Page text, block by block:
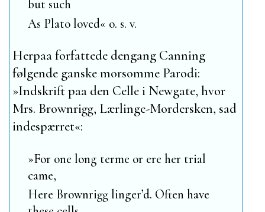
but such
As Platoloved« o. s. v.
Herpaa forfattede dengang Canning
følgende ganske morsomme Parodi:
»Indskrift paa den Celle i Newgate, hvor
Mrs. Brownrigg, Lærlinge-Mordersken, sad
indespærret«:
»For one long terme or ere her trial
came,
Here Brownrigglinger’d. Often have